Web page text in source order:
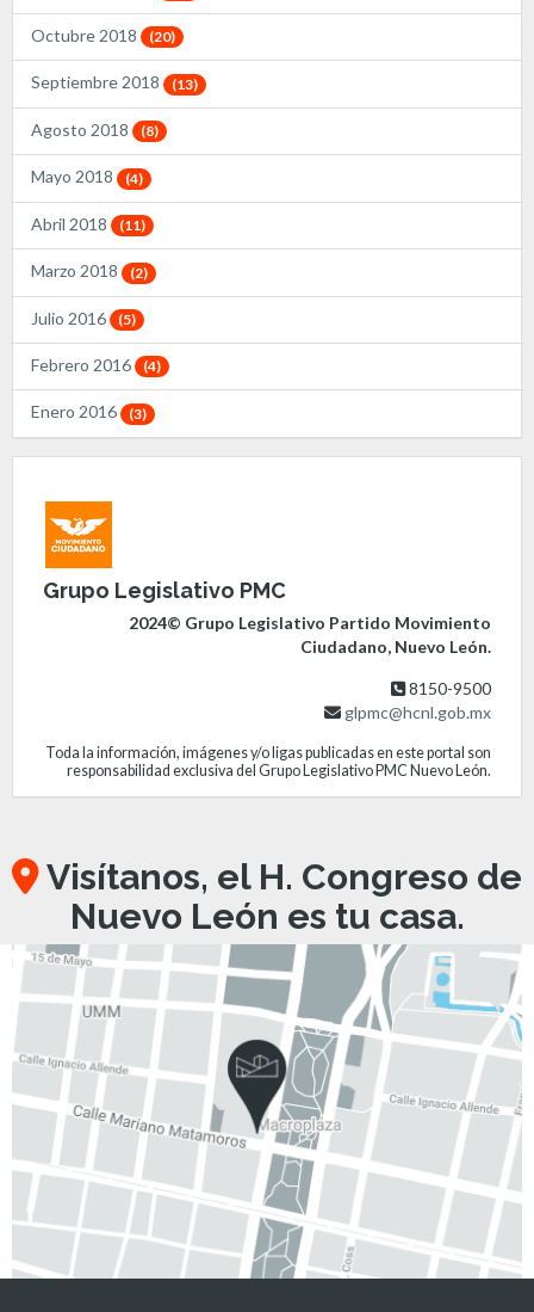
Octubre 2018 (20)
Septiembre 2018 (13)
Agosto 2018 (8)
Mayo 2018 (4)
Abril 2018 (11)
Marzo 2018 (2)
Julio 2016 (5)
Febrero 2016 (4)
Enero 2016 (3)
Grupo Legislativo PMC
2024© Grupo Legislativo Partido Movimiento
Ciudadano, Nuevo León.
8150-9500
glpmc@hcnl.gob.mx
Toda la información, imágenes y/o ligas publicadas en este portal son
responsabilidad exclusiva del Grupo Legislativo PMC Nuevo León.
Visítanos, el H. Congreso de
Nuevo León es tu casa.